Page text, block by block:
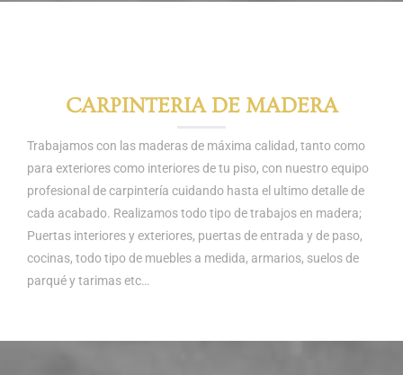
CARPINTERIA DE MADERA
Trabajamos con las maderas de máxima calidad, tanto como
para exteriores como interiores de tu piso, con nuestro equipo
profesional de carpintería cuidando hasta el ultimo detalle de
cada acabado. Realizamos todo tipo de trabajos en madera;
Puertas interiores y exteriores, puertas de entrada y de paso,
cocinas, todo tipo de muebles a medida, armarios, suelos de
parqué y tarimas etc…